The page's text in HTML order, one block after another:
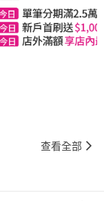
查看全部